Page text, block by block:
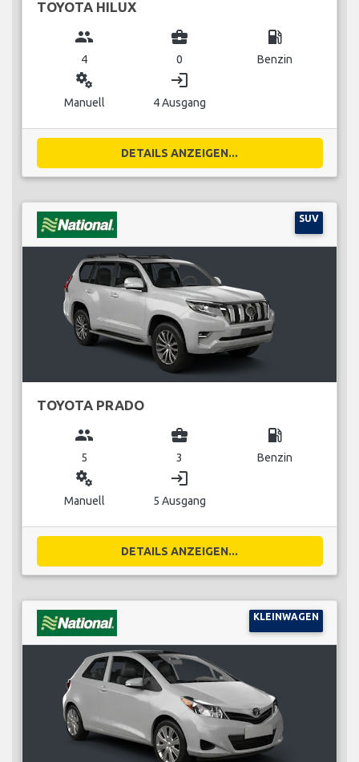
TOYOTA HILUX
group
4
business_center
0
local_gas_station
Benzin
miscellaneous_services
Manuell
login
4 Ausgang
DETAILS ANZEIGEN...
SUV
TOYOTA PRADO
group
5
business_center
3
local_gas_station
Benzin
miscellaneous_services
Manuell
login
5 Ausgang
DETAILS ANZEIGEN...
KLEINWAGEN